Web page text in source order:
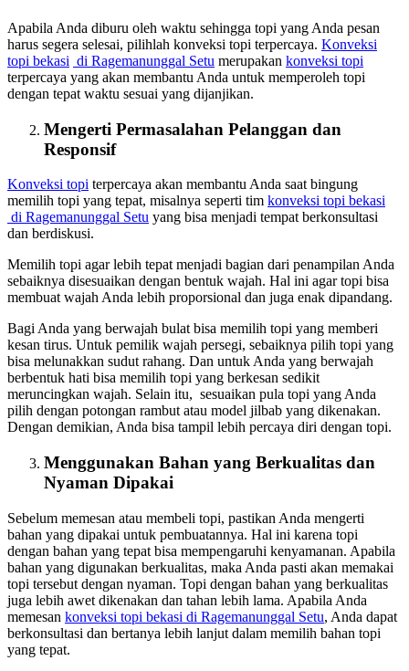
Apabila Anda diburu oleh waktu sehingga topi yang Anda pesan
harus segera selesai, pilihlah konveksi topi terpercaya. Konveksi
topi bekasi di Ragemanunggal Setu merupakan konveksi topi
terpercaya yang akan membantu Anda untuk memperoleh topi
dengan tepat waktu sesuai yang dijanjikan.
Mengerti Permasalahan Pelanggan dan
Responsif
Konveksi topi terpercaya akan membantu Anda saat bingung
memilih topi yang tepat, misalnya seperti tim konveksi topi bekasi
di Ragemanunggal Setu yang bisa menjadi tempat berkonsultasi
dan berdiskusi.
Memilih topi agar lebih tepat menjadi bagian dari penampilan Anda
sebaiknya disesuaikan dengan bentuk wajah. Hal ini agar topi bisa
membuat wajah Anda lebih proporsional dan juga enak dipandang.
Bagi Anda yang berwajah bulat bisa memilih topi yang memberi
kesan tirus. Untuk pemilik wajah persegi, sebaiknya pilih topi yang
bisa melunakkan sudut rahang. Dan untuk Anda yang berwajah
berbentuk hati bisa memilih topi yang berkesan sedikit
meruncingkan wajah. Selain itu, sesuaikan pula topi yang Anda
pilih dengan potongan rambut atau model jilbab yang dikenakan.
Dengan demikian, Anda bisa tampil lebih percaya diri dengan topi.
Menggunakan Bahan yang Berkualitas dan
Nyaman Dipakai
Sebelum memesan atau membeli topi, pastikan Anda mengerti
bahan yang dipakai untuk pembuatannya. Hal ini karena topi
dengan bahan yang tepat bisa mempengaruhi kenyamanan. Apabila
bahan yang digunakan berkualitas, maka Anda pasti akan memakai
topi tersebut dengan nyaman. Topi dengan bahan yang berkualitas
juga lebih awet dikenakan dan tahan lebih lama. Apabila Anda
memesan konveksi topi bekasi di Ragemanunggal Setu, Anda dapat
berkonsultasi dan bertanya lebih lanjut dalam memilih bahan topi
yang tepat.